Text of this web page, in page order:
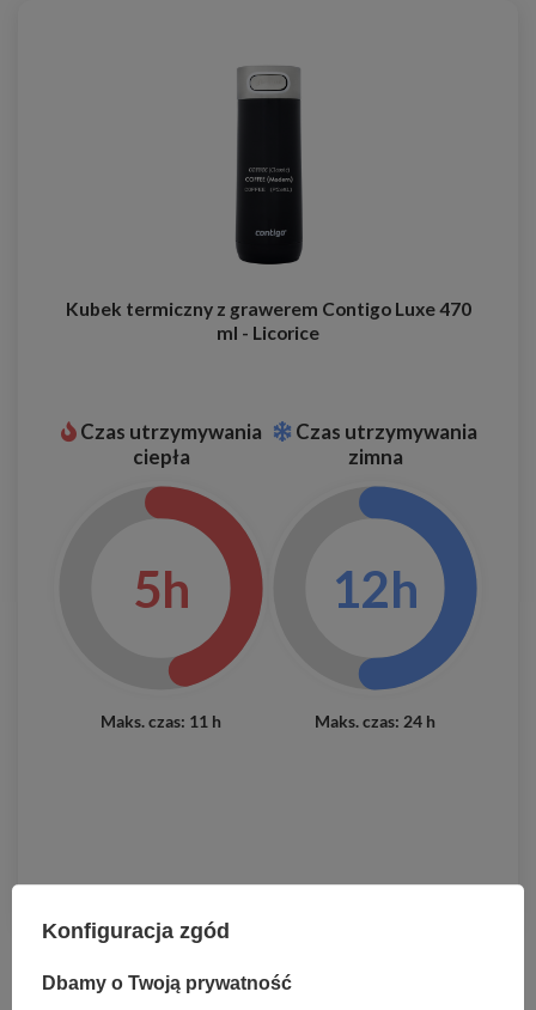
Kubek termiczny z grawerem Contigo Luxe 470
ml - Licorice
Czas utrzymywania
ciepła
5h
Maks. czas: 11 h
Czas utrzymywania
zimna
12h
Maks. czas: 24 h
Pliki do pobrania
Konfiguracja zgód
Dbamy o Twoją prywatność